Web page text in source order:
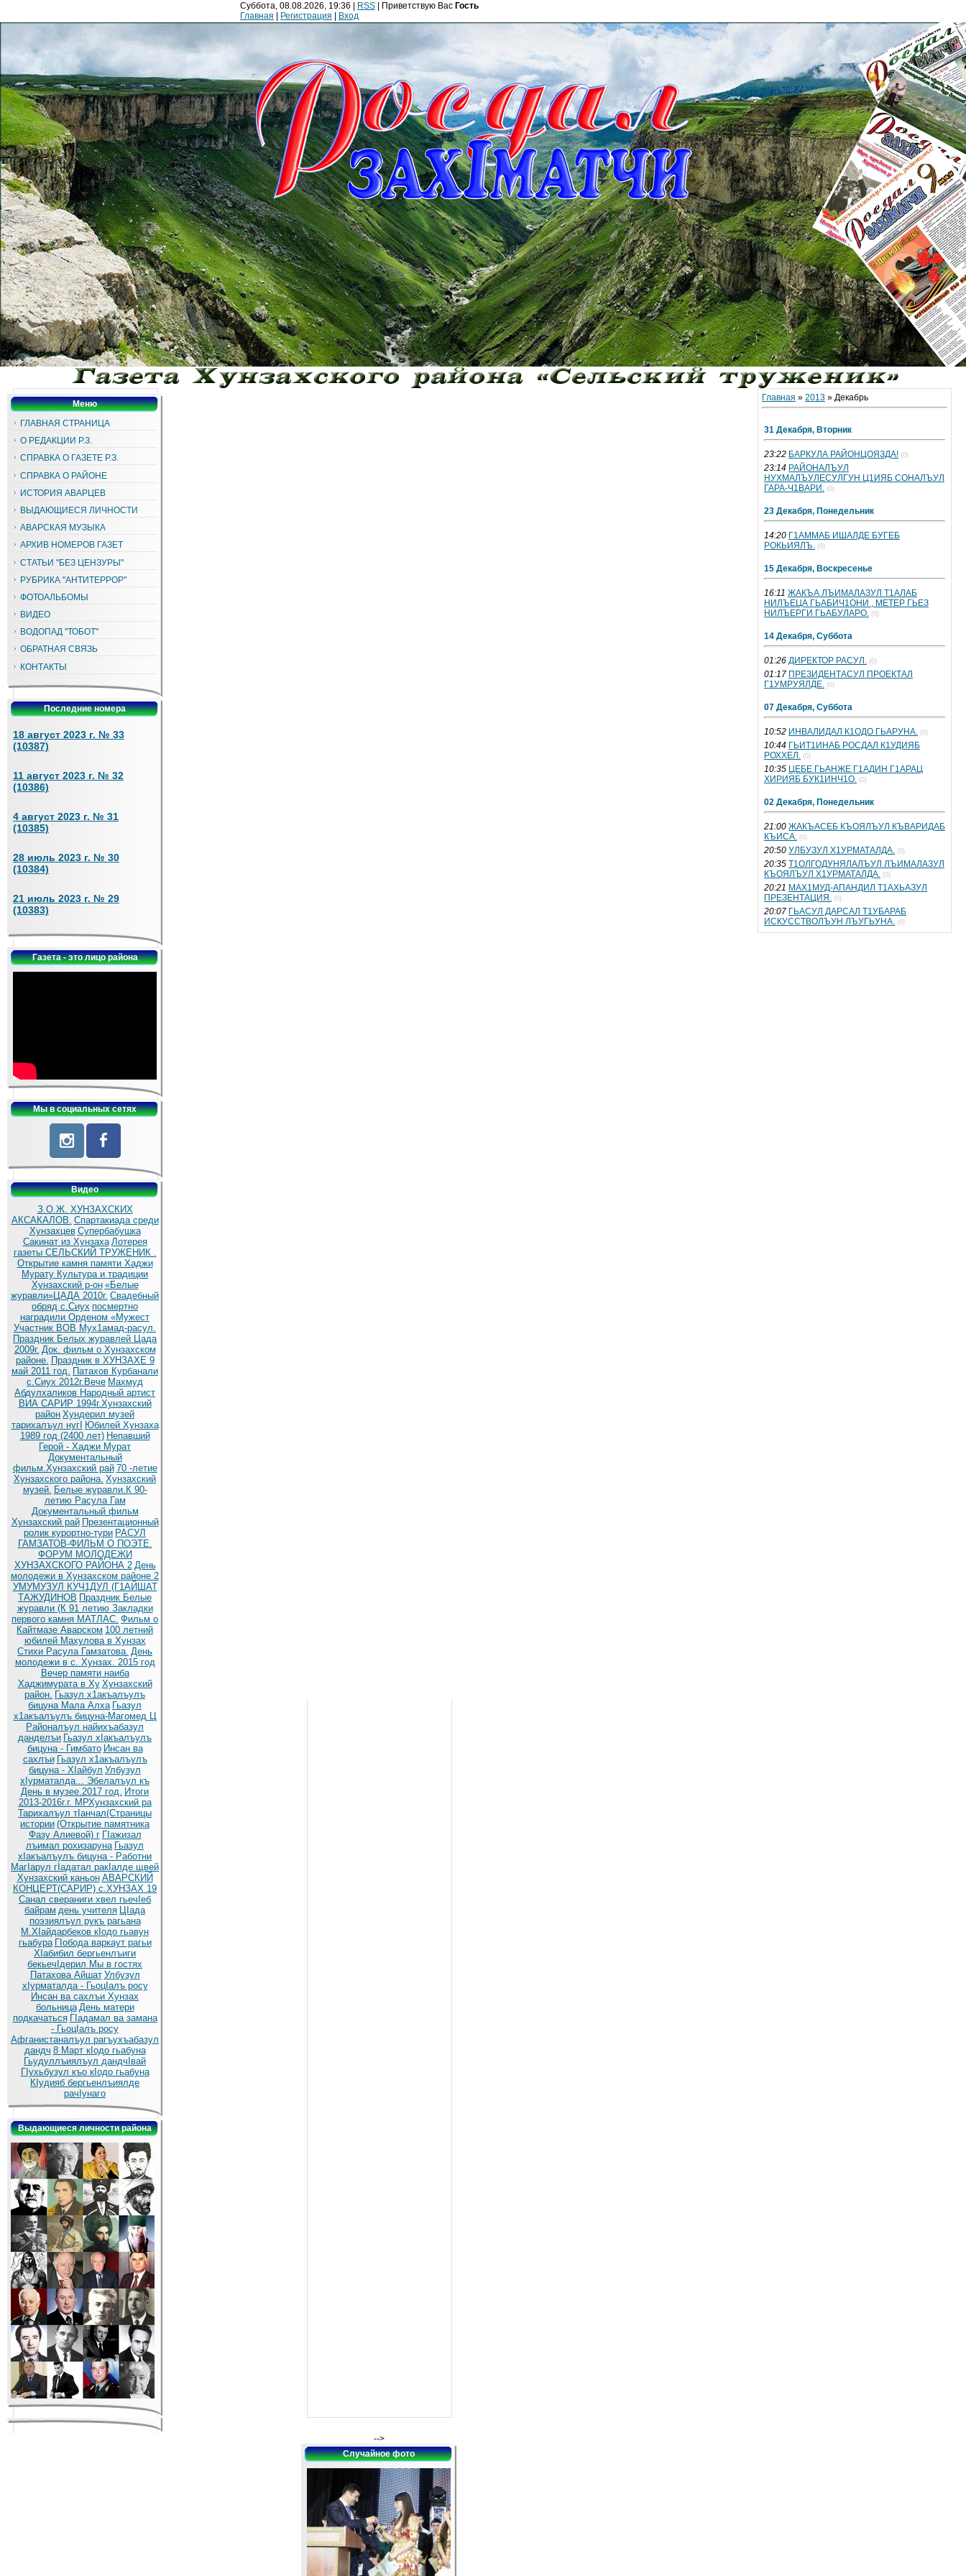
Суббота, 08.08.2026, 19:36 | RSS Приветствую Вас Гость
Главная
Регистрация Вход
Меню
ГЛАВНАЯ СТРАНИЦА
О РЕДАКЦИИ Р.З.
СПРАВКА О ГАЗЕТЕ Р.З.
СПРАВКА О РАЙОНЕ
ИСТОРИЯ АВАРЦЕВ
ВЫДАЮЩИЕСЯ ЛИЧНОСТИ
АВАРСКАЯ МУЗЫКА
АРХИВ НОМЕРОВ ГАЗЕТ
СТАТЬИ "БЕЗ ЦЕНЗУРЫ"
РУБРИКА "АНТИТЕРРОР"
ФОТОАЛЬБОМЫ
ВИДЕО
ВОДОПАД "ТОБОТ"
ОБРАТНАЯ СВЯЗЬ
КОНТАКТЫ
Последние номера
18 август 2023 г. № 33
(10387)
11 август 2023 г. № 32
(10386)
4 август 2023 г. № 31
(10385)
28 июль 2023 г. № 30
(10384)
21 июль 2023 г. № 29
(10383)
Газета - это лицо района
Мы в социальных сетях
Видео
З.О.Ж. ХУНЗАХСКИХ
АКСАКАЛОВ. Спартакиада среди
Хунзахцев Супербабушка
Сакинат из Хунзаха Лотерея
газеты СЕЛЬСКИЙ ТРУЖЕНИК .
Открытие камня памяти Хаджи
Мурату Культура и традиции
Хунзахский р-он «Белые
журавли»ЦАДА 2010г. Cвадебный
обряд c.Сиух посмертно
наградили Орденом «Мужест
Участник ВОВ Мух1амад-расул.
Праздник Белых журавлей Цада
2009г. Док. фильм о Хунзахском
районе. Праздник в ХУНЗАХЕ 9
май 2011 год. Патахов Курбанали
с.Сиух 2012г.Вече Махмуд
Абдулхаликов Народный артист
ВИА САРИР 1994г.Хунзахский
район Хундерил музей
тарихалъул нугI Юбилей Хунзаха
1989 год (2400 лет) Непавший
Герой - Хаджи Мурат
Документальный
фильм.Хунзахский рай 70 -летие
Хунзахского района. Хунзахский
музей. Белые журавли.К 90-
летию Расула Гам
Документальный фильм
Хунзахский рай Презентационный
ролик курортно-тури РАСУЛ
ГАМЗАТОВ-ФИЛЬМ О ПОЭТЕ.
ФОРУМ МОЛОДЕЖИ
ХУНЗАХСКОГО РАЙОНА 2 День
молодежи в Хунзахском районе 2
УМУМУЗУЛ КУЧ1ДУЛ (Г1АЙШАТ
ТАЖУДИНОВ Праздник Белые
журавли (К 91 летию Закладки
первого камня МАТЛАС. Фильм о
Кайтмазе Аварском 100 летний
юбилей Махулова в Хунзах
Стихи Расула Гамзатова. День
молодежи в с. Хунзах. 2015 год
Вечер памяти наиба
Хаджимурата в Ху Хунзахский
район. Гьазул х1акъалъулъ
бицуна Мала Алха Гьазул
х1акъалъулъ бицуна-Магомед Ц
Районалъул найихъабазул
данделъи Гьазул хIакъалъулъ
бицуна - Гимбато Инсан ва
сахлъи Гьазул х1акъалъулъ
бицуна - ХIайбул Улбузул
хIурматалда... Эбелалъул къ
День в музее.2017 год. Итоги
2013-2016г.г. МРХунзахский ра
Тарихалъул тIанчал(Страницы
истории (Открытие памятника
Фазу Алиевой) г ГIажизал
лъимал рохизаруна Гьазул
хIакъалъулъ бицуна - Работни
МагIарул гIадатал ракIалде щвей
Хунзахский каньон АВАРСКИЙ
КОНЦЕРТ(САРИР) с.ХУНЗАХ 19
Санал свераниги хвел гьечIеб
байрам день учителя ЦIада
поэзиялъул рукъ рагьана
М.ХIайдарбеков кIодо гьавун
гьабура ГIобода варкаут рагьи
ХIабибил бергьенлъиги
бекьечIдерил Мы в гостях
Патахова Айшат Улбузул
хIурматалда - ГьоцIалъ росу
Инсан ва сахлъи Хунзах
больница День матери
подкачаться ГIадамал ва замана
- ГьоцIалъ росу
Афганистаналъул рагъухъабазул
дандч 8 Март кIодо гьабуна
Гьудуллъиялъул дандчIвай
ГIухьбузул къо кIодо гьабуна
КIудияб бергьенлъиялде
рачIунаго
Выдающиеся личности района
-->
Случайное фото
Главная » 2013 » Декабрь
31 Декабря, Вторник
23:22 БАРКУЛА РАЙОНЦОЯЗДА! (0)
23:14 РАЙОНАЛЪУЛ
НУХМАЛЪУЛЕСУЛГУН Ц1ИЯБ СОНАЛЪУЛ
ГАРА-Ч1ВАРИ. (0)
23 Декабря, Понедельник
14:20 Г1АММАБ ИШАЛДЕ БУГЕБ
РОКЬИЯЛЪ. (0)
15 Декабря, Воскресенье
16:11 ЖАКЪА ЛЪИМАЛАЗУЛ Т1АЛАБ
НИЛЪЕЦА ГЬАБИЧ1ОНИ , МЕТЕР ГЬЕЗ
НИЛЪЕРГИ ГЬАБУЛАРО. (0)
14 Декабря, Суббота
01:26 ДИРЕКТОР РАСУЛ. (0)
01:17 ПРЕЗИДЕНТАСУЛ ПРОЕКТАЛ
Г1УМРУЯЛДЕ. (0)
07 Декабря, Суббота
10:52 ИНВАЛИДАЛ К1ОДО ГЬАРУНА. (0)
10:44 ГЬИТ1ИНАБ РОСДАЛ К1УДИЯБ
РОХХЕЛ. (0)
10:35 ЦЕБЕ ГЬАНЖЕ Г1АДИН Г1АРАЦ
ХИРИЯБ БУК1ИНЧ1О. (0)
02 Декабря, Понедельник
21:00 ЖАКЪАСЕБ КЪОЯЛЪУЛ КЪВАРИДАБ
КЪИСА. (0)
20:50 УЛБУЗУЛ Х1УРМАТАЛДА. (0)
20:35 Т1ОЛГОДУНЯЛАЛЪУЛ ЛЪИМАЛАЗУЛ
КЪОЯЛЪУЛ Х1УРМАТАЛДА. (0)
20:21 МАХ1МУД-АПАНДИЛ Т1АХЬАЗУЛ
ПРЕЗЕНТАЦИЯ. (0)
20:07 ГЬАСУЛ ДАРСАЛ Т1УБАРАБ
ИСКУССТВОЛЪУН ЛЪУГЬУНА. (0)